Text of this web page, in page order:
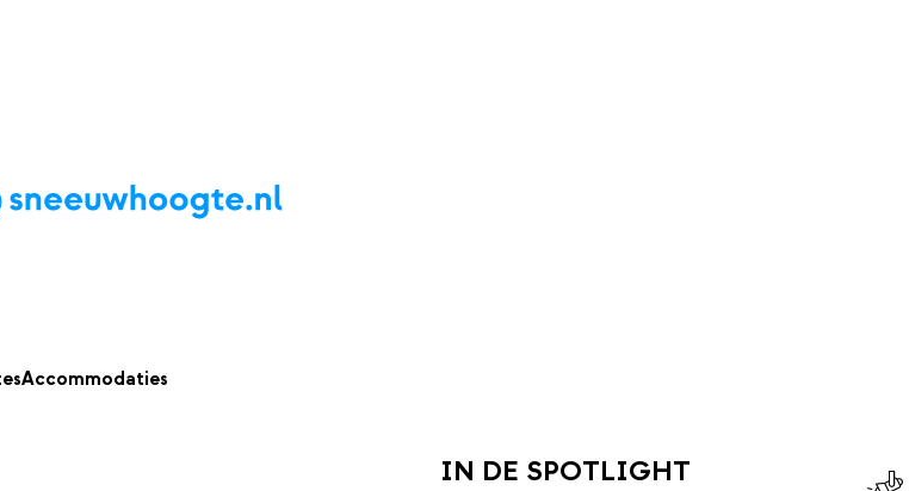
TipsReviewsLive updatesApp
Accommodaties
IN DE SPOTLIGHT